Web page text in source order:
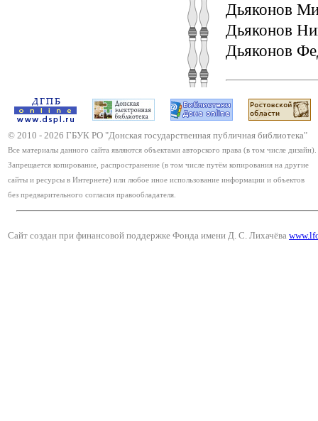
Дьяконов
Дьяконов
Дьяконов
© 2010 - 2026 ГБУК РО "Донская государственная публичная библиотека"
Все материалы данного сайта являются объектами авторского права (в том числе дизайн).
Запрещается копирование, распространение (в том числе путём копирования на другие
сайты и ресурсы в Интернете) или любое иное использование информации и объектов
без предварительного согласия правообладателя.
Сайт создан при финансовой поддержке Фонда имени Д. С. Лихачёва